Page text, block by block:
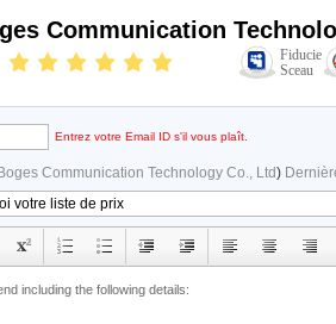
Communication
Fiducie
Sceau
Entrez votre Email ID s'il vous plaît.
Communication Technology Co., Ltd)